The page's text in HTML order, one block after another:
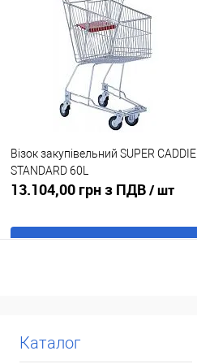
порівняння
В наявності
Червоний
Візок закупівельний SUPER CADDIE
STANDARD 60L
13.104,00 грн з ПДВ/ шт
У обране
Каталог